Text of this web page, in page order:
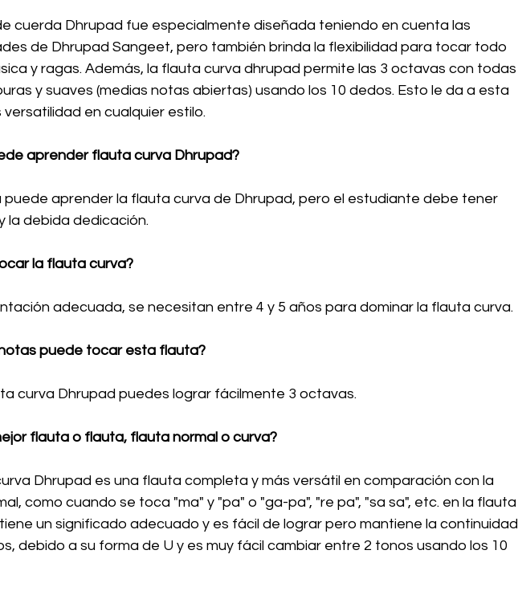
cuerda Dhrupad fue especialmente diseñada teniendo en cuenta las
de Dhrupad Sangeet, pero también brinda la flexibilidad para tocar todo
y ragas. Además, la flauta curva dhrupad permite las 3 octavas con todas
y suaves (medias notas abiertas) usando los 10 dedos. Esto le da a esta
en cualquier estilo.
aprender flauta curva Dhrupad?
puede aprender la flauta curva de Dhrupad, pero el estudiante debe tener
la debida dedicación.
la flauta curva?
adecuada, se necesitan entre 4 y 5 años para dominar la flauta curva.
puede tocar esta flauta?
curva Dhrupad puedes lograr fácilmente 3 octavas.
flauta o flauta, flauta normal o curva?
Dhrupad es una flauta completa y más versátil en comparación con la
como cuando se toca "ma" y "pa" o "ga-pa", "re pa", "sa sa", etc. en la flauta
un significado adecuado y es fácil de lograr pero mantiene la continuidad
debido a su forma de U y es muy fácil cambiar entre 2 tonos usando los 10